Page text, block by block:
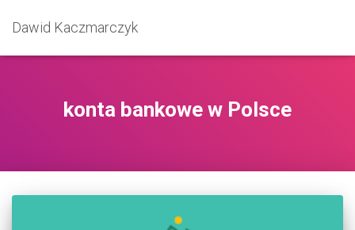
Dawid Kaczmarczyk
konta bankowe w Polsce